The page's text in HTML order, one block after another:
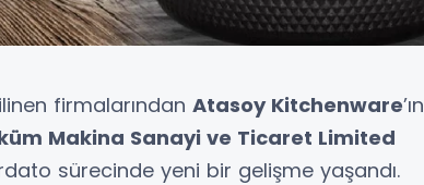
firmalarından Atasoy Kitchenware’ın
Makina Sanayi ve Ticaret Limited
sürecinde yeni bir gelişme yaşandı.